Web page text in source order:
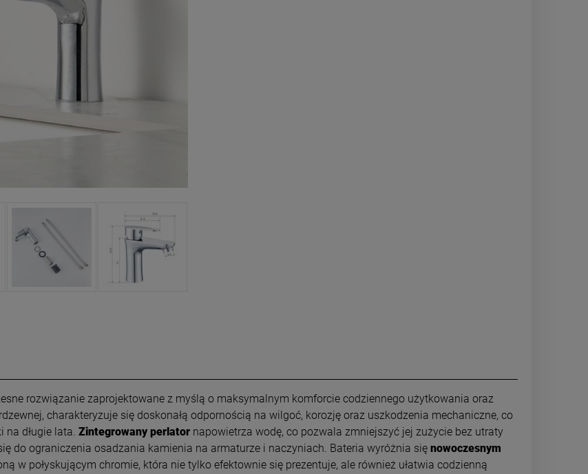
rozwiązanie zaprojektowane z myślą o maksymalnym komforcie codziennego użytkowania oraz
charakteryzuje się doskonałą odpornością na wilgoć, korozję oraz uszkodzenia mechaniczne, co
na długie lata. Zintegrowany perlator napowietrza wodę, co pozwala zmniejszyć jej zużycie bez utraty
do ograniczenia osadzania kamienia na armaturze i naczyniach. Bateria wyróżnia się nowoczesnym
w połyskującym chromie, która nie tylko efektownie się prezentuje, ale również ułatwia codzienną